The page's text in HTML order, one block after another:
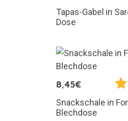
Tapas-Gabel in
Dose
8,45€
Snackschale in
Blechdose